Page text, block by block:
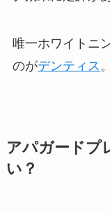
唯一ホワイトニ
のがデンティス。
アパガードプ
い？